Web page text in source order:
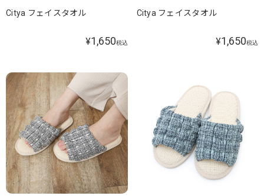
Citya フェイスタオル
¥1,650税込
Citya フェイスタオル
¥1,650税込